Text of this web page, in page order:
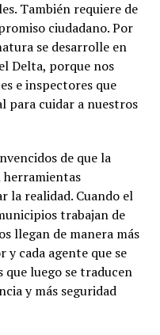
También requiere de
ciudadano. Por
se desarrolle en
Delta, porque nos
e inspectores que
para cuidar a nuestros
de que la
herramientas
la realidad. Cuando el
trabajan de
llegan de manera más
y cada agente que se
luego se traducen
y más seguridad